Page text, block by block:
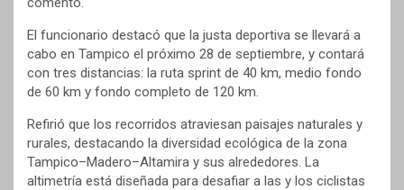
El funcionario destacó que la justa deportiva se llevará a
cabo en Tampico el próximo 28 de septiembre, y contará
con tres distancias: la ruta sprint de 40 km, medio fondo
de 60 km y fondo completo de 120 km.
Refirió que los recorridos atraviesan paisajes naturales y
rurales, destacando la diversidad ecológica de la zona
Tampico–Madero–Altamira y sus alrededores. La
altimetría está diseñada para desafiar a las y los ciclistas